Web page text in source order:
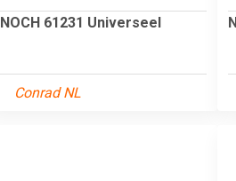
NOCH 61231 Universeel
Conrad NL